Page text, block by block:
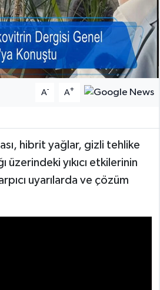
A- A+
hibrit yağlar, gizli tehlike
üzerindeki yıkıcı etkilerinin
uyarılarda ve çözüm